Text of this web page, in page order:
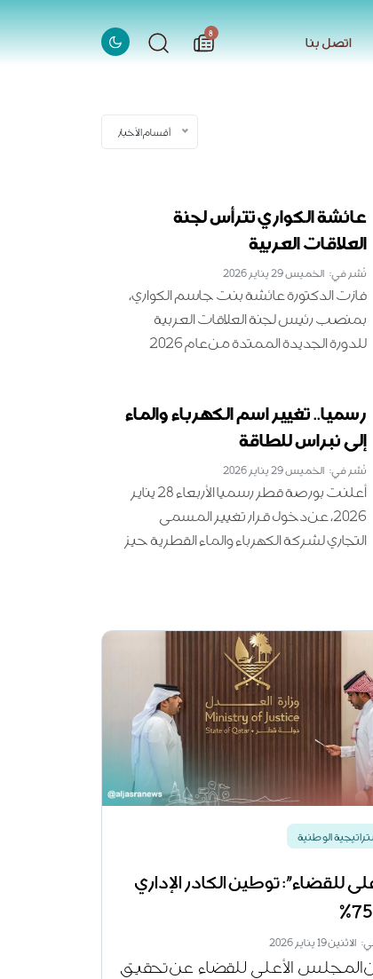
اتصل بنا 8الاخبار
أقسام الأخبار
عائشة الكواري تترأس لجنة
العلاقات العربية
نُشر في: الخميس 29 يناير 2026
فازت الدكتورة عائشة بنت جاسم الكواري،
بمنصب رئيس لجنة العلاقات العربية
للدورة الجديدة الممتدة من عام 2026
بالإنجازات في مجال العمل الثقافي
والإعلامي والتواصل العربي المشترك
والفاعل.
رسميا.. تغيير اسم الكهرباء والماء
إلى نبراس للطاقة
نُشر في: الخميس 29 يناير 2026
أعلنت بورصة قطر رسميا الأربعاء 28 يناير
2026، عن دخول قرار تغيير المسمى
التجاري لشركة الكهرباء والماء القطرية حيز
الوطنية
للقضاء": توطين الكادر الإداري
19 يناير 2026
المجلس الأعلى للقضاء عن تحقيق